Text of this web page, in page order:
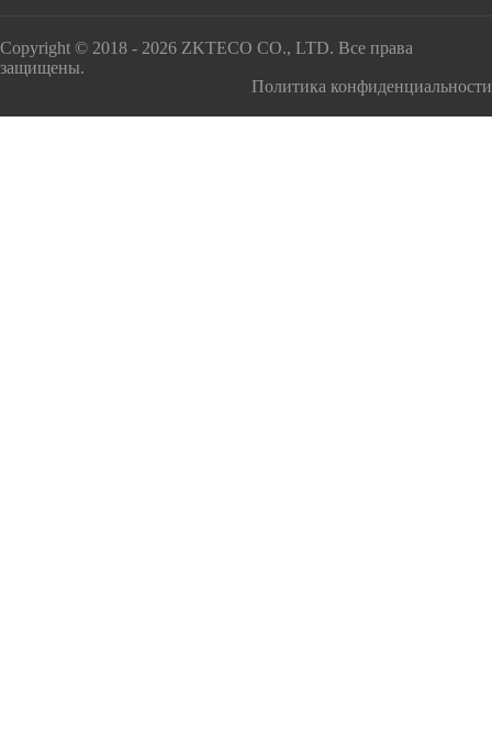
Copyright © 2018 - 2026 ZKTECO CO., LTD. Все права
защищены.
Политика конфиденциальности